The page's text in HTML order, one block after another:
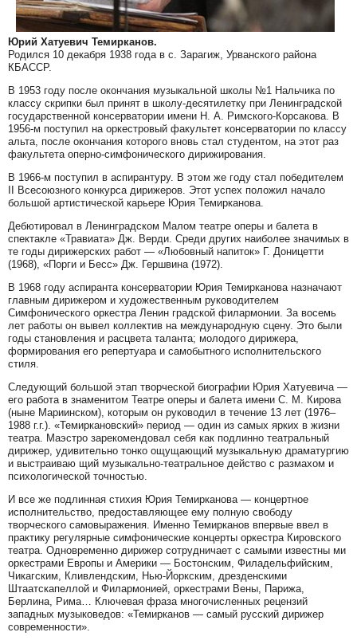
Юрий Хатуевич Темирканов.
Родился 10 декабря 1938 года в с. Зарагиж, Урванского района
КБАССР.
В 1953 году после окончания музыкальной школы №1 Нальчика по
классу скрипки был принят в школу-десятилетку при Ленинградской
государственной консерватории имени Н. А. Римского-Корсакова. В
1956-м поступил на оркестровый факультет консерватории по классу
альта, после окончания которого вновь стал студентом, на этот раз
факультета оперно-симфонического дирижирования.
В 1966-м поступил в аспирантуру. В этом же году стал победителем
II Всесоюзного конкурса дирижеров. Этот успех положил начало
большой артистической карьере Юрия Темирканова.
Дебютировал в Ленинградском Малом театре оперы и балета в
спектакле «Травиата» Дж. Верди. Среди других наиболее значимых в
те годы дирижерских работ — «Любовный напиток» Г. Доницетти
(1968), «Порги и Бесс» Дж. Гершвина (1972).
В 1968 году аспиранта консерватории Юрия Темирканова назначают
главным дирижером и художественным руководителем
Симфонического оркестра Ленин градской филармонии. За восемь
лет работы он вывел коллектив на международную сцену. Это были
годы становления и расцвета таланта; молодого дирижера,
формирования его репертуара и самобытного исполнительского
стиля.
Следующий большой этап творческой биографии Юрия Хатуевича —
его работа в знаменитом Театре оперы и балета имени С. М. Кирова
(ныне Мариинском), которым он руководил в течение 13 лет (1976–
1988 г.г.). «Темиркановский» период — один из самых ярких в жизни
театра. Маэстро зарекомендовал себя как подлинно театральный
дирижер, удивительно тонко ощущающий музыкальную драматургию
и выстраиваю щий музыкально-театральное действо с размахом и
психологической точностью.
И все же подлинная стихия Юрия Темирканова — концертное
исполнительство, предоставляющее ему полную свободу
творческого самовыражения. Именно Темирканов впервые ввел в
практику регулярные симфонические концерты оркестра Кировского
театра. Одновременно дирижер сотрудничает с самыми известны ми
оркестрами Европы и Америки — Бостонским, Филадельфийским,
Чикагским, Кливлендским, Нью-Йоркским, дрезденскими
Штаатскапеллой и Филармонией, оркестрами Вены, Парижа,
Берлина, Рима… Ключевая фраза многочисленных рецензий
западных музыковедов: «Темирканов — самый русский дирижер
современности».